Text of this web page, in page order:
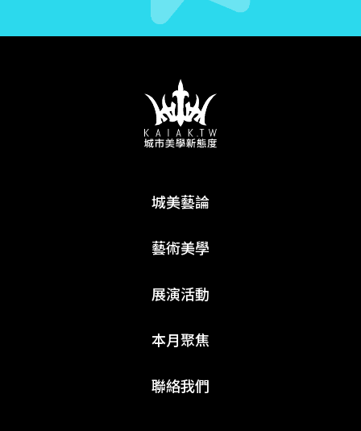
城美藝論
藝術美學
展演活動
本月聚焦
聯絡我們